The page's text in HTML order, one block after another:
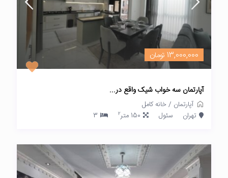
13,000,000 تومان
آپارتمان سه خواب شیک واقع در...
آپارتمان /خانه کامل
تهران
سئول 150 متر 2
3